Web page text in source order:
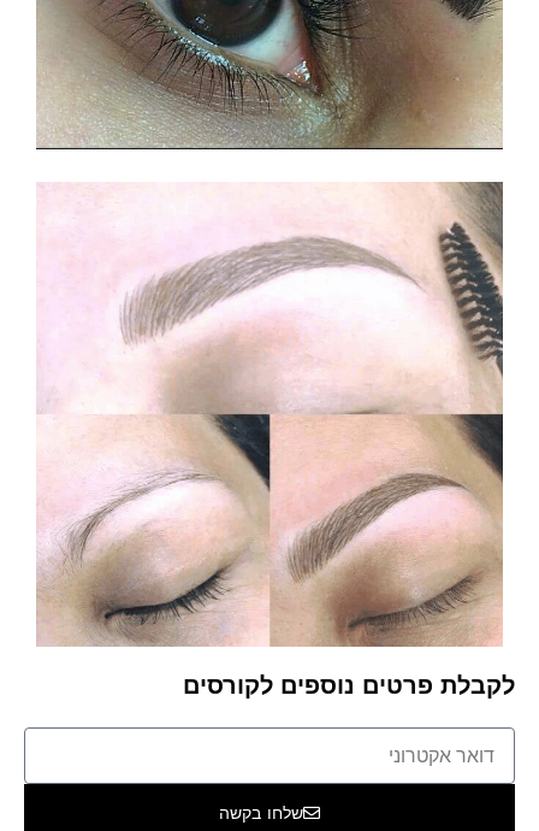
לקבלת פרטים נוספים לקורסים
שלחו בקשה